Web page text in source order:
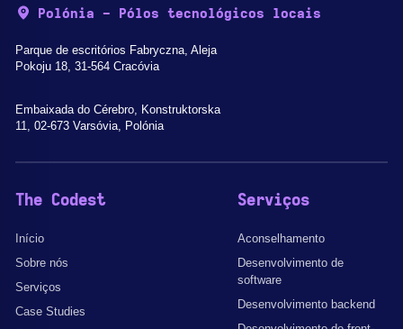
Polónia - Pólos tecnológicos locais
Parque de escritórios Fabryczna, Aleja
Pokoju 18, 31-564 Cracóvia
Embaixada do Cérebro, Konstruktorska
11, 02-673 Varsóvia, Polónia
The Codest
Início
Sobre nós
Serviços
Case Studies
Serviços
Aconselhamento
Desenvolvimento de
software
Desenvolvimento backend